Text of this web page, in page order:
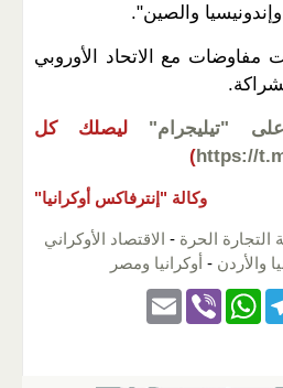
والصين".
مفاوضات مع الاتحاد الأوروبي
على "تيليجرام"
ليصلك كل
https://
)
وكالة "إنترفاكس أوكرانيا"
التجارة الحرة - الاقتصاد الأوكراني
والأردن - أوكرانيا ومصر
T
W
Vi